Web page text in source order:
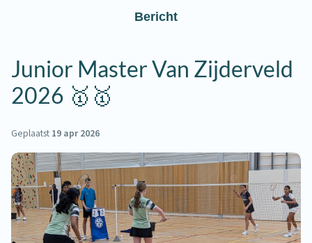
Bericht
Junior Master Van Zijderveld
2026 🥇🥇
Geplaatst 19 apr 2026